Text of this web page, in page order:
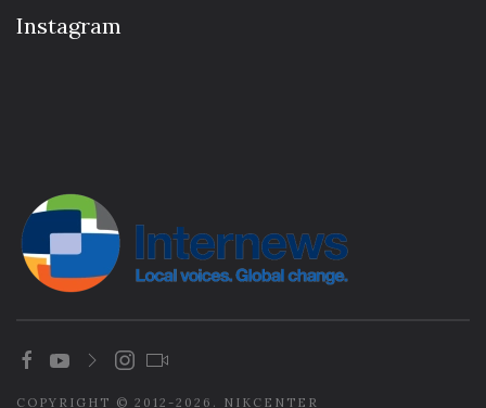
Instagram
COPYRIGHT © 2012-2026. NIKCENTER